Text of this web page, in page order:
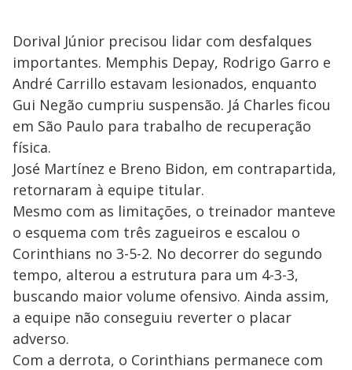
Dorival Júnior precisou lidar com desfalques
importantes. Memphis Depay, Rodrigo Garro e
André Carrillo estavam lesionados, enquanto
Gui Negão cumpriu suspensão. Já Charles ficou
em São Paulo para trabalho de recuperação
física.
José Martínez e Breno Bidon, em contrapartida,
retornaram à equipe titular.
Mesmo com as limitações, o treinador manteve
o esquema com três zagueiros e escalou o
Corinthians no 3-5-2. No decorrer do segundo
tempo, alterou a estrutura para um 4-3-3,
buscando maior volume ofensivo. Ainda assim,
a equipe não conseguiu reverter o placar
adverso.
Com a derrota, o Corinthians permanece com